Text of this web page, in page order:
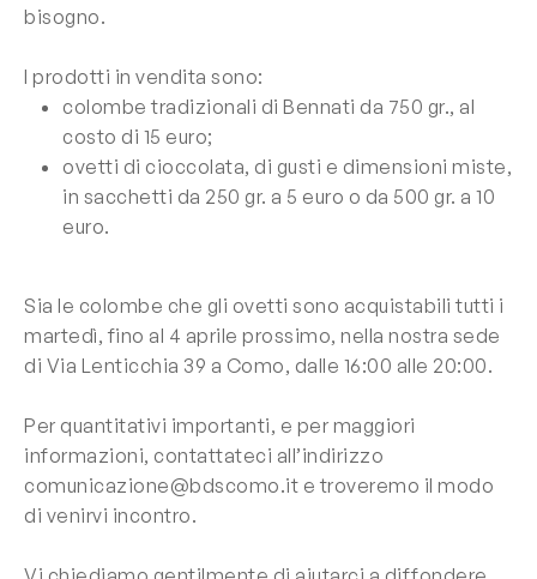
bisogno.
I prodotti in vendita sono:
colombe tradizionali di Bennati da 750 gr., al
costo di 15 euro;
ovetti di cioccolata, di gusti e dimensioni miste,
in sacchetti da 250 gr. a 5 euro o da 500 gr. a 10
euro.
Sia le colombe che gli ovetti sono acquistabili tutti i
martedì, fino al 4 aprile prossimo, nella nostra sede
di Via Lenticchia 39 a Como, dalle 16:00 alle 20:00.
Per quantitativi importanti, e per maggiori
informazioni, contattateci all’indirizzo
comunicazione@bdscomo.it e troveremo il modo
di venirvi incontro.